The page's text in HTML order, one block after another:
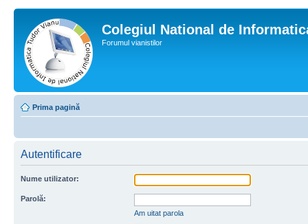
Colegiul National de
Forumul vianistilor
Prima pagină
Autentificare
Nume utilizator:
Parolă:
Am uitat parola